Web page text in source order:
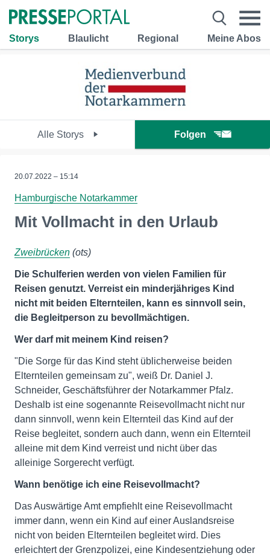
Storys Blaulicht Regional Meine Abos
Alle Storys Folgen
20.07.2022 – 15:14
Hamburgische Notarkammer
Mit Vollmacht in den Urlaub
Zweibrücken (ots)
Die Schulferien werden von vielen Familien für
Reisen genutzt. Verreist ein minderjähriges Kind
nicht mit beiden Elternteilen, kann es sinnvoll sein,
die Begleitperson zu bevollmächtigen.
Wer darf mit meinem Kind reisen?
"Die Sorge für das Kind steht üblicherweise beiden
Elternteilen gemeinsam zu", weiß Dr. Daniel J.
Schneider, Geschäftsführer der Notarkammer Pfalz.
Deshalb ist eine sogenannte Reisevollmacht nicht nur
dann sinnvoll, wenn kein Elternteil das Kind auf der
Reise begleitet, sondern auch dann, wenn ein Elternteil
alleine mit dem Kind verreist und nicht über das
alleinige Sorgerecht verfügt.
Wann benötige ich eine Reisevollmacht?
Das Auswärtige Amt empfiehlt eine Reisevollmacht
immer dann, wenn ein Kind auf einer Auslandsreise
nicht von beiden Elternteilen begleitet wird. Dies
erleichtert der Grenzpolizei, eine Kindesentziehung oder